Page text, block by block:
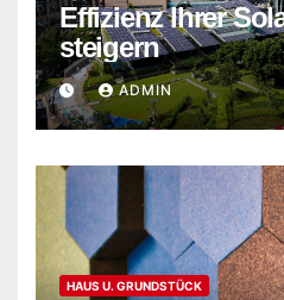
Effizienz Ihrer
steigern
ADMIN
HAUS U. GRUNDSTÜCK